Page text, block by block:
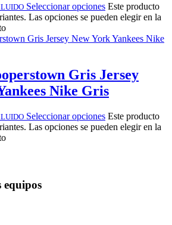
Seleccionar opciones Este producto
Las opciones se pueden elegir en la
Gris Jersey
Nike Gris
Seleccionar opciones Este producto
Las opciones se pueden elegir en la
equipos